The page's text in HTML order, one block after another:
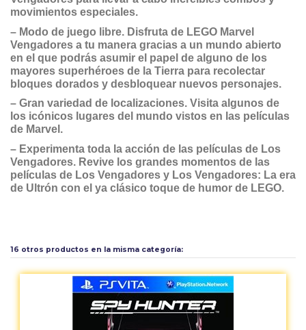
movimientos especiales.
– Modo de juego libre. Disfruta de LEGO Marvel
Vengadores a tu manera gracias a un mundo abierto
en el que podrás asumir el papel de alguno de los
mayores superhéroes de la Tierra para recolectar
bloques dorados y desbloquear nuevos personajes.
– Gran variedad de localizaciones. Visita algunos de
los icónicos lugares del mundo vistos en las películas
de Marvel.
– Experimenta toda la acción de las películas de Los
Vengadores. Revive los grandes momentos de las
películas de Los Vengadores y Los Vengadores: La era
de Ultrón con el ya clásico toque de humor de LEGO.
Tipo Acción
16 otros productos en la misma categoría: